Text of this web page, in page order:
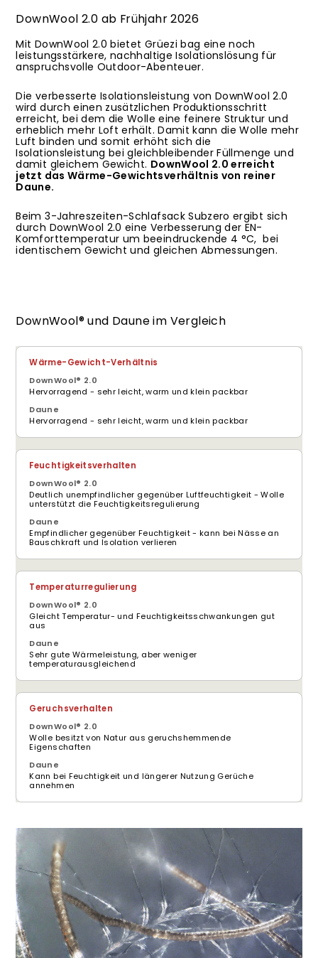
DownWool 2.0 ab Frühjahr 2026
Mit DownWool 2.0 bietet Grüezi bag eine noch
leistungsstärkere, nachhaltige Isolationslösung für
anspruchsvolle Outdoor-Abenteuer.
Die verbesserte Isolationsleistung von DownWool 2.0
wird durch einen zusätzlichen Produktionsschritt
erreicht, bei dem die Wolle eine feinere Struktur und
erheblich mehr Loft erhält. Damit kann die Wolle mehr
Luft binden und somit erhöht sich die
Isolationsleistung bei gleichbleibender Füllmenge und
damit gleichem Gewicht. DownWool 2.0 erreicht
jetzt das Wärme-Gewichtsverhältnis von reiner
Daune.
Beim 3-Jahreszeiten-Schlafsack Subzero ergibt sich
durch DownWool 2.0 eine Verbesserung der EN-
Komforttemperatur um beeindruckende 4 °C, bei
identischem Gewicht und gleichen Abmessungen.
DownWool® und Daune im Vergleich
Wärme-Gewicht-Verhältnis
Hervorragend - sehr leicht, warm und klein packbar
Hervorragend - sehr leicht, warm und klein packbar
Feuchtigkeitsverhalten
Deutlich unempfindlicher gegenüber Luftfeuchtigkeit - Wolle
unterstützt die Feuchtigkeitsregulierung
Empfindlicher gegenüber Feuchtigkeit - kann bei Nässe an
Bauschkraft und Isolation verlieren
Temperaturregulierung
Gleicht Temperatur- und Feuchtigkeitsschwankungen gut
aus
Sehr gute Wärmeleistung, aber weniger
temperaturausgleichend
Geruchsverhalten
Wolle besitzt von Natur aus geruchshemmende
Eigenschaften
Kann bei Feuchtigkeit und längerer Nutzung Gerüche
annehmen